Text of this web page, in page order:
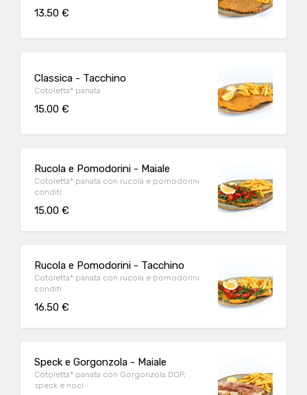
13.50 €
Classica - Tacchino
Cotoletta* panata
15.00 €
Rucola e Pomodorini - Maiale
Cotoletta* panata con rucola e pomodorini
conditi
15.00 €
Rucola e Pomodorini - Tacchino
Cotoletta* panata con rucola e pomodorini
conditi
16.50 €
Speck e Gorgonzola - Maiale
Cotoletta* panata con Gorgonzola DOP,
speck e noci